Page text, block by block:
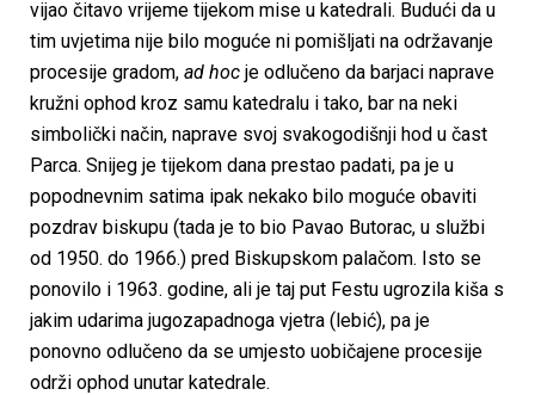
vijao čitavo vrijeme tijekom mise u katedrali. Budući da u
tim uvjetima nije bilo moguće ni pomišljati na održavanje
procesije gradom, ad hoc je odlučeno da barjaci naprave
kružni ophod kroz samu katedralu i tako, bar na neki
simbolički način, naprave svoj svakogodišnji hod u čast
Parca. Snijeg je tijekom dana prestao padati, pa je u
popodnevnim satima ipak nekako bilo moguće obaviti
pozdrav biskupu (tada je to bio Pavao Butorac, u službi
od 1950. do 1966.) pred Biskupskom palačom. Isto se
ponovilo i 1963. godine, ali je taj put Festu ugrozila kiša s
jakim udarima jugozapadnoga vjetra (lebić), pa je
ponovno odlučeno da se umjesto uobičajene procesije
održi ophod unutar katedrale.